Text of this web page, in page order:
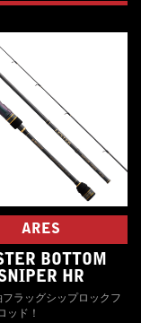
ARES
BOTTOM
HR
フラッグシップロックフ
ッド！